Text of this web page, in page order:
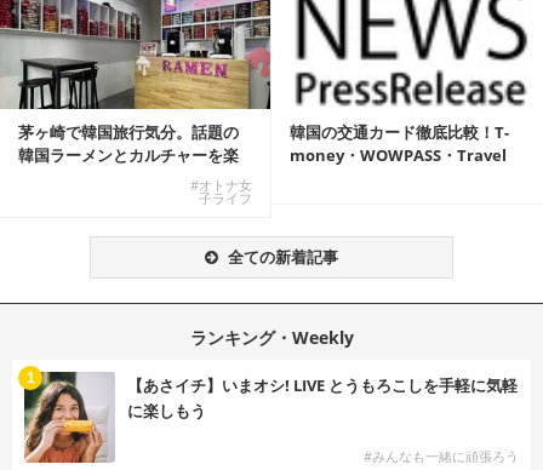
茅ヶ崎で韓国旅行気分。話題の
韓国ラーメンとカルチャーを楽
#オトナ女
子ライフ
韓国の交通カード徹底比較！T-
money・WOWPASS・Travel
全ての新着記事
ランキング・Weekly
【あさイチ】いまオシ! LIVE とうもろこしを手軽に気軽
に楽しもう
#みんなも一緒に頑張ろう
1